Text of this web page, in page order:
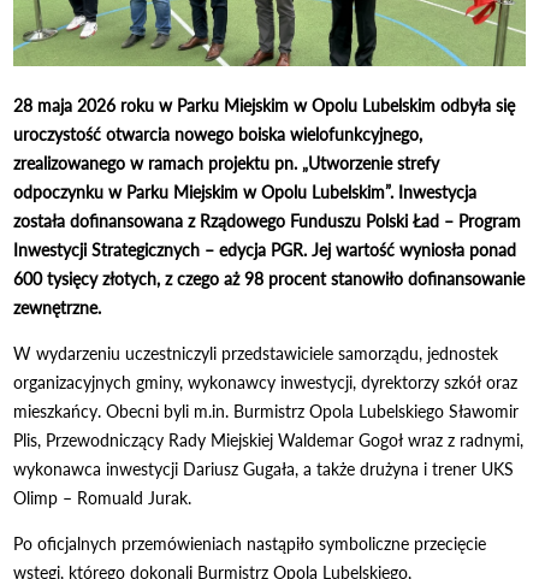
28 maja 2026 roku w Parku Miejskim w Opolu Lubelskim odbyła się
uroczystość otwarcia nowego boiska wielofunkcyjnego,
zrealizowanego w ramach projektu pn. „Utworzenie strefy
odpoczynku w Parku Miejskim w Opolu Lubelskim”. Inwestycja
została dofinansowana z Rządowego Funduszu Polski Ład – Program
Inwestycji Strategicznych – edycja PGR. Jej wartość wyniosła ponad
600 tysięcy złotych, z czego aż 98 procent stanowiło dofinansowanie
zewnętrzne.
W wydarzeniu uczestniczyli przedstawiciele samorządu, jednostek
organizacyjnych gminy, wykonawcy inwestycji, dyrektorzy szkół oraz
mieszkańcy. Obecni byli m.in. Burmistrz Opola Lubelskiego Sławomir
Plis, Przewodniczący Rady Miejskiej Waldemar Gogoł wraz z radnymi,
wykonawca inwestycji Dariusz Gugała, a także drużyna i trener UKS
Olimp – Romuald Jurak.
Po oficjalnych przemówieniach nastąpiło symboliczne przecięcie
wstęgi, którego dokonali Burmistrz Opola Lubelskiego,